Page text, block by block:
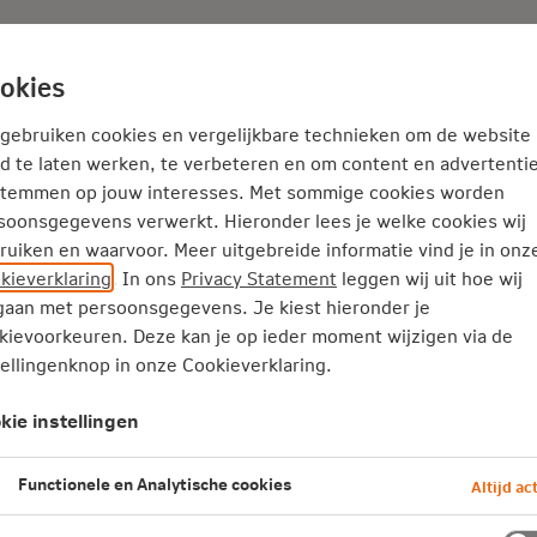
Adviseur Nieuws
Service en Contact
Audiologische zorg
het voorkomen, opsporen, onderzoeken en behandelen
oorsuizen (tinnitus).
2026
cookies en vergelijkbare technieken om de website
te laten werken, te verbeteren en om content en
op jouw interesses. Met sommige cookies worden
verwerkt. Hieronder lees je welke cookies wij
en waarvoor. Meer uitgebreide informatie vind je in
. In ons Privacy Statement leggen wij uit hoe wij
met persoonsgegevens. Je kiest hieronder je
Deze kan je op ieder moment wijzigen via de
in onze Cookieverklaring.
instellingen
Functionele en Analytische cookies Altijd